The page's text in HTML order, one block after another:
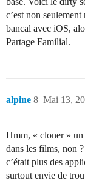
c’est non
bancal avec iOS,
Partage Familial.
alpine Mai 13,
8
Hmm, « cloner » un
dans les films, non
c’était plus des
surtout envie de